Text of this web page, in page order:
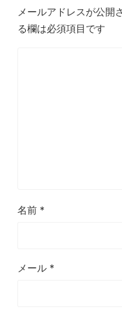
メールアドレスが公開
る欄は必須項目です
名前 *
メール *